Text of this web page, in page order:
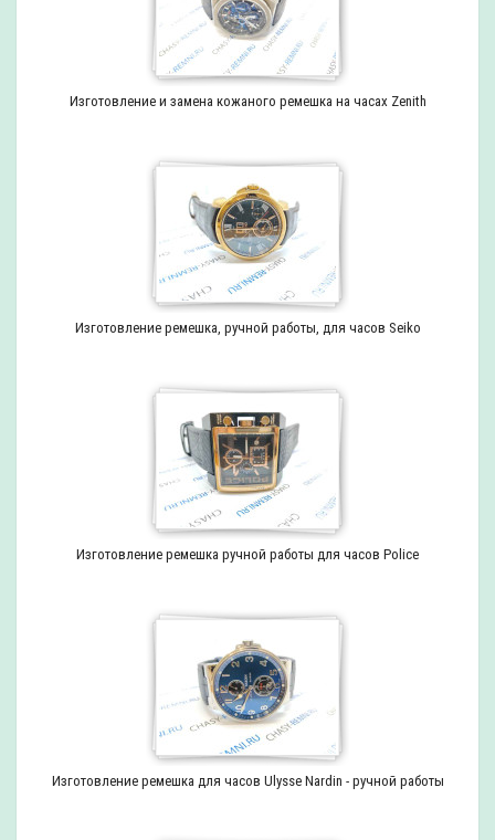
Изготовление и замена кожаного ремешка на часах Zenith
Изготовление ремешка, ручной работы, для часов Seiko
Изготовление ремешка ручной работы для часов Police
Изготовление ремешка для часов Ulysse Nardin - ручной работы